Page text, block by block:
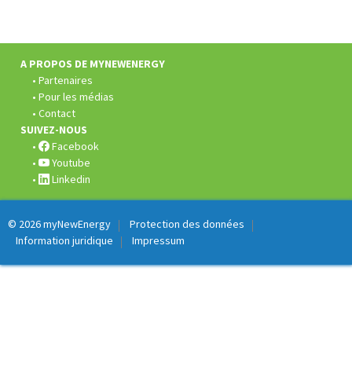
A PROPOS DE MYNEWENERGY
Partenaires
Pour les médias
Contact
SUIVEZ-NOUS
Facebook
Youtube
Linkedin
© 2026myNewEnergy
Protection des données
Information juridique
Impressum